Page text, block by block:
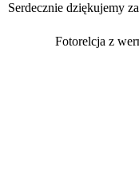
Serdecznie dziękujemy
Fotorelcja z